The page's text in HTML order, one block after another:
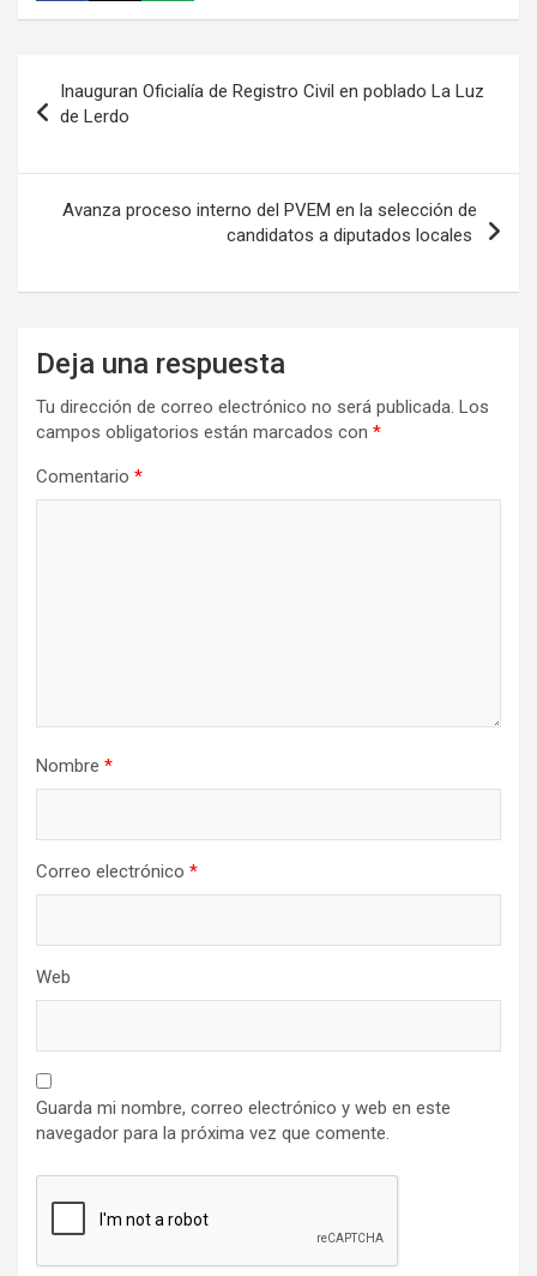
de
Inauguran Oficialía de Registro Civil en poblado La Luz
de Lerdo
Avanza proceso interno del PVEM en la selección de
candidatos a diputados locales
Deja una respuesta
Tu dirección de correo electrónico no será publicada. Los
campos obligatorios están marcados con *
Comentario *
Nombre *
Correo electrónico *
Web
Guarda mi nombre, correo electrónico y web en este
navegador para la próxima vez que comente.